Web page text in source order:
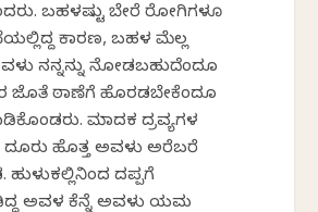
ಬಹಳಷ್ಟು ಬೇರೆ ರೋಗಿಗಳೂ
ಕಾರಣ, ಬಹಳ ಮೆಲ್ಲ
ನನ್ನನ್ನು ನೋಡಬಹುದೆಂದೂ
ಜೊತೆ ಠಾಣೆಗೆ ಹೊರಡಬೇಕೆಂದೂ
ಮಾದಕ ದ್ರವ್ಯಗಳ
ಹೊತ್ತ ಅವಳು ಅರೆಬರೆ
ಹುಳುಕಲ್ಲಿನಿಂದ ದಪ್ಪಗೆ
ಅವಳ ಕೆನ್ನೆ ಅವಳು ಯಮ